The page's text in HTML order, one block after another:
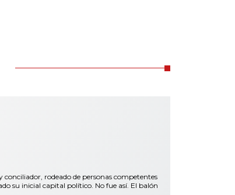
rodeado de personas competentes
su inicial capital político. No fue así. El balón